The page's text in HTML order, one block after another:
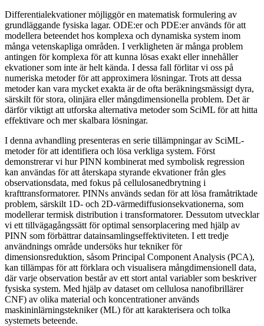
Differentialekvationer möjliggör en matematisk formulering av
grundläggande fysiska lagar. ODE:er och PDE:er används för att
modellera beteendet hos komplexa och dynamiska system inom
många vetenskapliga områden. I verkligheten är många problem
antingen för komplexa för att kunna lösas exakt eller innehåller
ekvationer som inte är helt kända. I dessa fall förlitar vi oss på
numeriska metoder för att approximera lösningar. Trots att dessa
metoder kan vara mycket exakta är de ofta beräkningsmässigt dyra,
särskilt för stora, olinjära eller mångdimensionella problem. Det är
därför viktigt att utforska alternativa metoder som SciML för att hitta
effektivare och mer skalbara lösningar.
I denna avhandling presenteras en serie tillämpningar av SciML-
metoder för att identifiera och lösa verkliga system. Först
demonstrerar vi hur PINN kombinerat med symbolisk regression
kan användas för att återskapa styrande ekvationer från gles
observationsdata, med fokus på cellulosanedbrytning i
krafttransformatorer. PINNs används sedan för att lösa framåtriktade
problem, särskilt 1D- och 2D-värmediffusionsekvationerna, som
modellerar termisk distribution i transformatorer. Dessutom utvecklar
vi ett tillvägagångssätt för optimal sensorplacering med hjälp av
PINN som förbättrar datainsamlingseffektiviteten. I ett tredje
användnings område undersöks hur tekniker för
dimensionsreduktion, såsom Principal Component Analysis (PCA),
kan tillämpas för att förklara och visualisera mångdimensionell data,
där varje observation består av ett stort antal variabler som beskriver
fysiska system. Med hjälp av dataset om cellulosa nanofibrillärer
CNF) av olika material och koncentrationer används
maskininlärningstekniker (ML) för att karakterisera och tolka
systemets beteende.